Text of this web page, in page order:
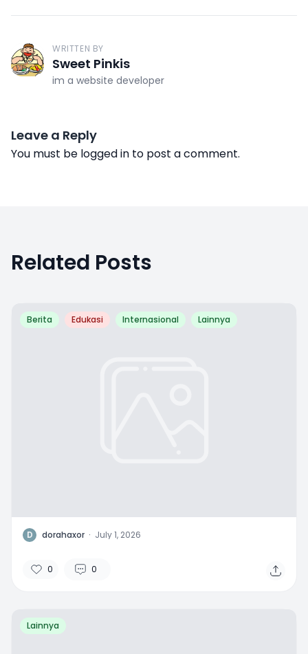
WRITTEN BY
Sweet Pinkis
im a website developer
Leave a Reply
You must be logged in to post a comment.
Related Posts
Berita Edukasi Internasional Lainnya
D dorahaxor · July 1, 2026
0 0
Lainnya